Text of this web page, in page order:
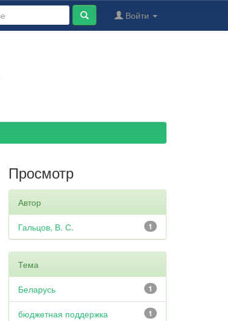
Войти
Просмотр
Автор
1
Гальцов, В. С.
Тема
1
Беларусь
1
бюджетная поддержка